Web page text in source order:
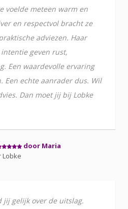
voelde meteen warm en
en respectvol bracht ze
adviezen. Haar
geven rust,
Een waardevolle ervaring
Een echte aanrader dus. Wil
Dan moet jij bij Lobke
door Maria
Lobke
jij gelijk over de uitslag.